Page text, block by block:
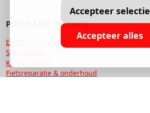
POPULAIRE PAGINA'S
Elektrische fietsen
Stadsfietsen
Kinderfietsen
Fietsreparatie & onderhoud
Accepteer selectie
Accepteer alles